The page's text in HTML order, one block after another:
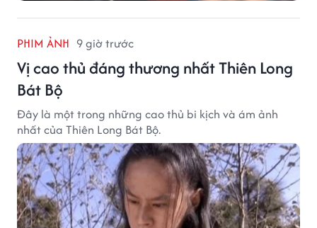
PHIM ẢNH 9 giờ trước
Vị cao thủ đáng thương nhất Thiên Long
Bát Bộ
Đây là một trong những cao thủ bi kịch và ám ảnh
nhất của Thiên Long Bát Bộ.